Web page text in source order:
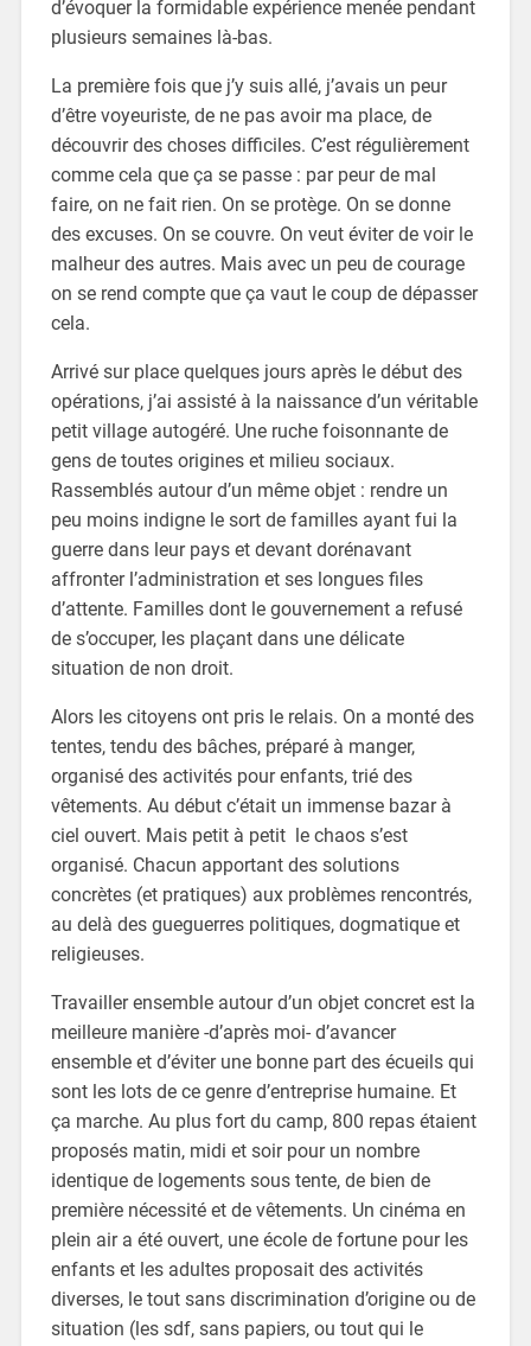
d’évoquer la formidable expérience menée pendant
plusieurs semaines là-bas.
La première fois que j’y suis allé, j’avais un peur
d’être voyeuriste, de ne pas avoir ma place, de
découvrir des choses difficiles. C’est régulièrement
comme cela que ça se passe : par peur de mal
faire, on ne fait rien. On se protège. On se donne
des excuses. On se couvre. On veut éviter de voir le
malheur des autres. Mais avec un peu de courage
on se rend compte que ça vaut le coup de dépasser
cela.
Arrivé sur place quelques jours après le début des
opérations, j’ai assisté à la naissance d’un véritable
petit village autogéré. Une ruche foisonnante de
gens de toutes origines et milieu sociaux.
Rassemblés autour d’un même objet : rendre un
peu moins indigne le sort de familles ayant fui la
guerre dans leur pays et devant dorénavant
affronter l’administration et ses longues files
d’attente. Familles dont le gouvernement a refusé
de s’occuper, les plaçant dans une délicate
situation de non droit.
Alors les citoyens ont pris le relais. On a monté des
tentes, tendu des bâches, préparé à manger,
organisé des activités pour enfants, trié des
vêtements. Au début c’était un immense bazar à
ciel ouvert. Mais petit à petit le chaos s’est
organisé. Chacun apportant des solutions
concrètes (et pratiques) aux problèmes rencontrés,
au delà des gueguerres politiques, dogmatique et
religieuses.
Travailler ensemble autour d’un objet concret est la
meilleure manière -d’après moi- d’avancer
ensemble et d’éviter une bonne part des écueils qui
sont les lots de ce genre d’entreprise humaine. Et
ça marche. Au plus fort du camp, 800 repas étaient
proposés matin, midi et soir pour un nombre
identique de logements sous tente, de bien de
première nécessité et de vêtements. Un cinéma en
plein air a été ouvert, une école de fortune pour les
enfants et les adultes proposait des activités
diverses, le tout sans discrimination d’origine ou de
situation (les sdf, sans papiers, ou tout qui le